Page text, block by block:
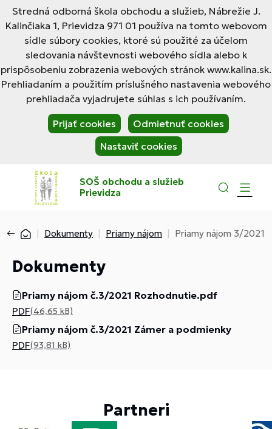
Stredná odborná škola obchodu a služieb, Nábrežie J.
Kalinčiaka 1, Prievidza 971 01 používa na tomto webovom
sídle súbory cookies, ktoré sú použité za účelom
sledovania návštevnosti webového sídla alebo k
prispôsobeniu zobrazenia webových stránok www.kalina.sk.
Prehliadaním a použitím príslušného nastavenia webového
prehliadača vyjadrujete súhlas s ich používaním.
Prijať cookies
Odmietnuť cookies
Nastaviť cookies
SOŠ obchodu a služieb
Prievidza
Dokumenty Priamy nájom Priamy nájom 3/2021
Dokumenty
Priamy nájom č.3/2021 Rozhodnutie.pdf
PDF(46,65 kB)
Priamy nájom č.3/2021 Zámer a podmienky
PDF(93,81 kB)
Partneri